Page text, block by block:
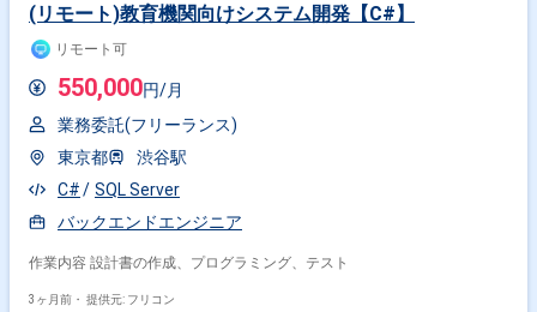
(リモート)教育機関向けシステム開発【C#】
リモート可
550,000円/月
業務委託(フリーランス)
東京都
渋谷駅
C#
SQL Server
バックエンドエンジニア
作業内容 設計書の作成、プログラミング、テスト
3ヶ月前・ 提供元: フリコン